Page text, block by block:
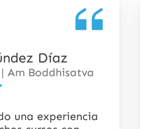
Díaz
Am Boddhisatva
una experiencia